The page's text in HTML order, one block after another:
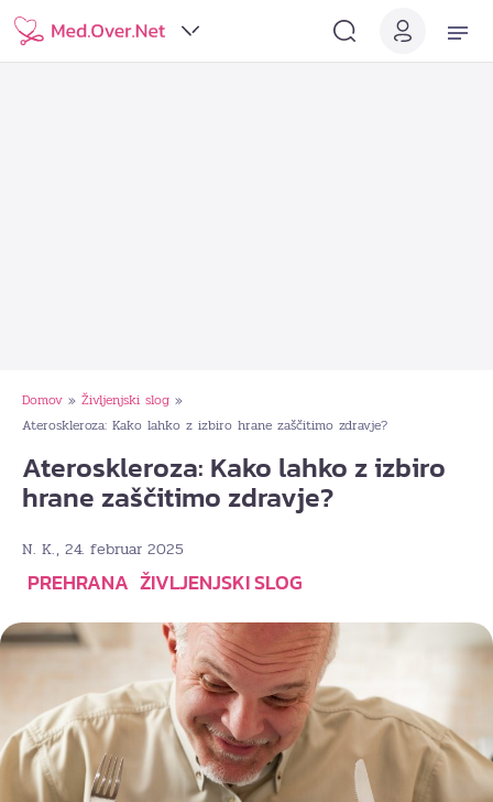
Domov » Življenjski slog »
Ateroskleroza: Kako lahko z izbiro hrane zaščitimo zdravje?
Ateroskleroza: Kako lahko z izbiro
hrane zaščitimo zdravje?
N. K., 24. februar 2025
PREHRANA ŽIVLJENJSKI SLOG